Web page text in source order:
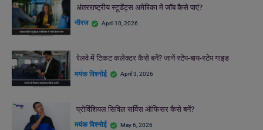
अंतरराष्ट्रीय स्टूडेंट्स अमेरिका में जॉब कैसे पाएं?
नीरज April 10, 2026
रेलवे में टिकट कलेक्टर कैसे बनें? जानें स्टेप-बाय-स्टेप गाइड
मयंक विश्नोई April 3, 2026
प्रोविंशियल सिविल सर्विस ऑफिसर कैसे बनें?
मयंक विश्नोई May 6, 2026